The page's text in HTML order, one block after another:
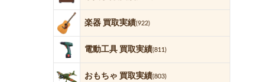
楽器 買取実績(922)
電動工具 買取実績(811)
おもちゃ 買取実績(803)